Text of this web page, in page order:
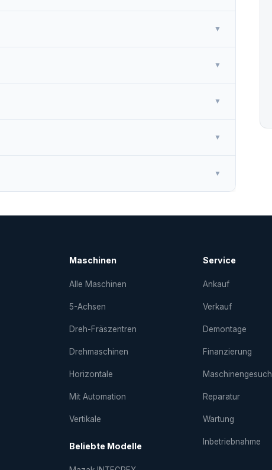
▼
▼
▼
▼
▼
Maschinen
Alle Maschinen
5-Achsen
Dreh-Fräs­zentren
Drehmaschinen
Horizontale
Mit Automation
Vertikale
Beliebte Modelle
Service
Ankauf
Verkauf
Demontage
Finanzierung
Maschinengesuch
Reparatur
Wartung
Inbetriebnahme